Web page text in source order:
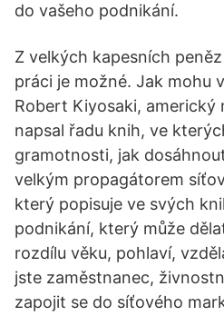
do vašeho podnikání.
Z velkých kapesních
práci je možné. Jak mohu
Robert Kiyosaki, americký
napsal řadu knih, ve
gramotnosti, jak
velkým propagátorem
který popisuje ve svých
podnikání, který může
rozdílu věku, pohlaví,
jste zaměstnanec,
zapojit se do síťového